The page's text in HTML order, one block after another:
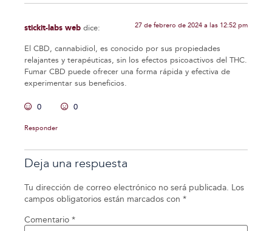
stickit-labs web dice: 27 de febrero de 2024 a las 12:52 pm
El CBD, cannabidiol, es conocido por sus propiedades
relajantes y terapéuticas, sin los efectos psicoactivos del THC.
Fumar CBD puede ofrecer una forma rápida y efectiva de
experimentar sus beneficios.
0 0
Responder
Deja una respuesta
Tu dirección de correo electrónico no será publicada. Los
campos obligatorios están marcados con *
Comentario *